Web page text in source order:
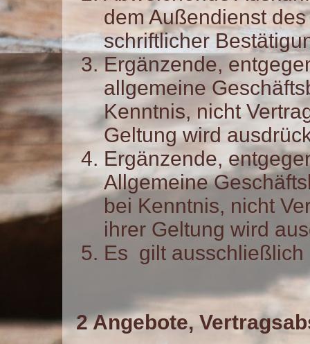
dem Außendienst
schriftlicher
Ergänzende,
allgemeine
Kenntnis, nicht
Geltung wird
Ergänzende,
Allgemeine
bei Kenntnis, nicht
ihrer Geltung wird
Es gilt ausschließlich
2 Angebote,